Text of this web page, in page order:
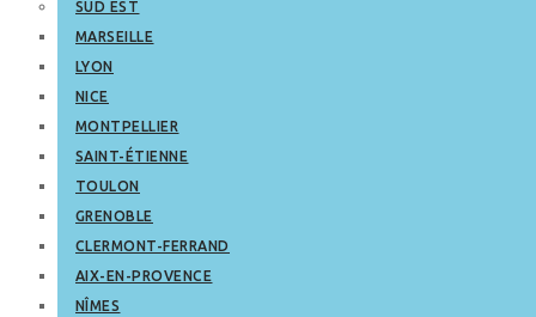
SUD EST
MARSEILLE
LYON
NICE
MONTPELLIER
SAINT-ÉTIENNE
TOULON
GRENOBLE
CLERMONT-FERRAND
AIX-EN-PROVENCE
NÎMES